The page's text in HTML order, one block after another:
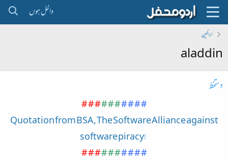
داخل ہوں
اراکین
aladdin
دستخط
# # # #
# # #
# # #
Quotation from BSA, The Software Alliance against
software piracy!
# # # #
# # #
# # #